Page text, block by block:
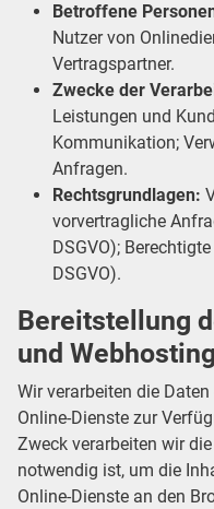
Betroffene
Nutzer von
Vertragspartner.
Zwecke der
Leistungen und
Kommunikation;
Anfragen.
Rechtsgrundlagen:
vorvertragliche
DSGVO);
DSGVO).
Bereitstellung
und Webhosting
Wir verarbeiten die
Online-Dienste zur
Zweck verarbeiten wir
notwendig ist, um die
Online-Dienste an den